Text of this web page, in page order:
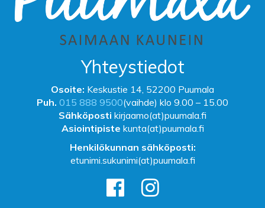
Yhteystiedot
Osoite: Keskustie 14, 52200 Puumala
Puh. 015 888 9500(vaihde) klo 9.00 – 15.00
Sähköposti kirjaamo(at)puumala.fi
Asiointipiste kunta(at)puumala.fi
Henkilökunnan sähköposti:
etunimi.sukunimi(at)puumala.fi